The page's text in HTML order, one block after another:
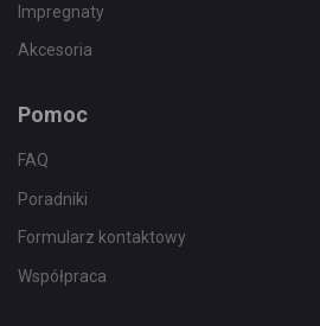
Impregnaty
Akcesoria
Pomoc
FAQ
Poradniki
Formularz kontaktowy
Współpraca